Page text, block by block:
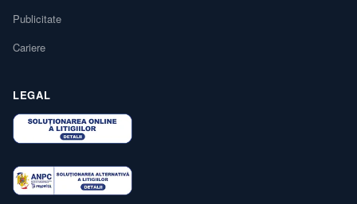
Publicitate
Cariere
LEGAL